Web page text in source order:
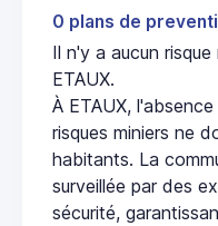
0 plans de
Il n'y a aucun
ETAUX.
À ETAUX,
risques miniers ne
habitants. La
surveillée par des
sécurité,